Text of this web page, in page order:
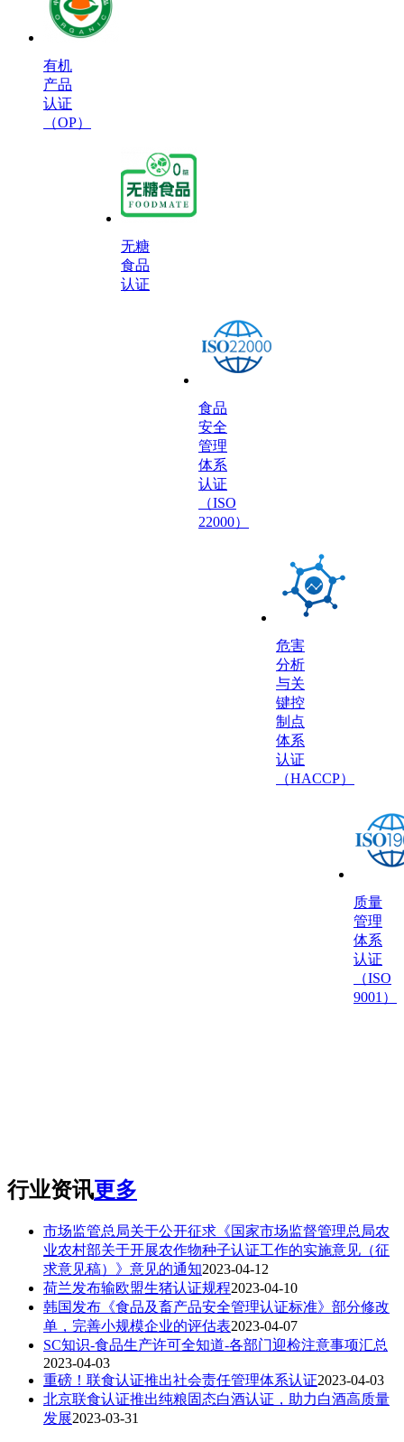
有机
产品
认证
（OP）
无糖
食品
认证
食品
安全
管理
体系
认证
（ISO
22000）
危害
分析
与关
键控
制点
体系
认证
（HACCP）
质量
管理
体系
认证
（ISO
9001）
行业资讯更多
市场监管总局关于公开征求《国家市场监督管理总局农
业农村部关于开展农作物种子认证工作的实施意见（征
求意见稿）》意见的通知2023-04-12
荷兰发布输欧盟生猪认证规程2023-04-10
韩国发布《食品及畜产品安全管理认证标准》部分修改
单，完善小规模企业的评估表2023-04-07
SC知识-食品生产许可全知道-各部门迎检注意事项汇总
2023-04-03
重磅！联食认证推出社会责任管理体系认证2023-04-03
北京联食认证推出纯粮固态白酒认证，助力白酒高质量
发展2023-03-31